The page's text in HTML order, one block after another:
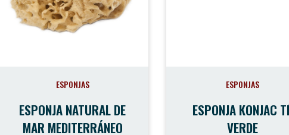
ESPONJAS
ESPONJA NATURAL DE
MAR MEDITERRÁNEO
ESPONJAS
ESPONJA KONJAC
VERDE